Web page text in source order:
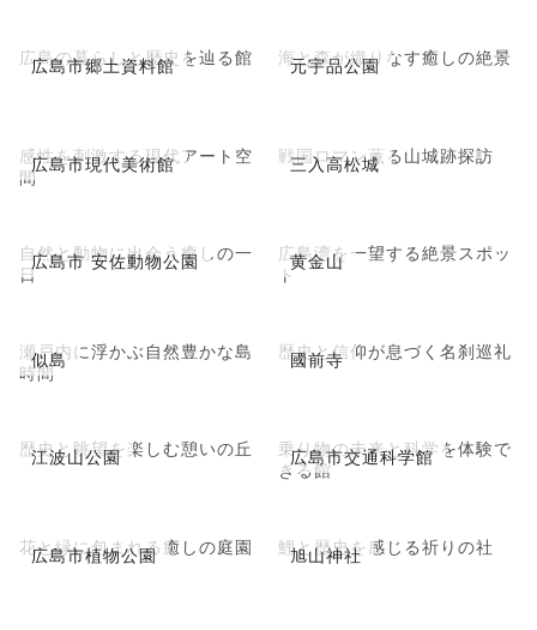
広島市郷土資料館
広島の暮らしと歴史を辿る館 元宇品公園
海と森が織りなす癒しの絶景
広島市現代美術館
感性を刺激する現代アート空
間
三入高松城
戦国ロマン薫る山城跡探訪
広島市 安佐動物公園
自然と動物に出会う癒しの一
日
黄金山
広島湾を一望する絶景スポッ
ト
似島
瀬戸内に浮かぶ自然豊かな島
時間
國前寺
歴史と信仰が息づく名刹巡礼
江波山公園
歴史と眺望を楽しむ憩いの丘 広島市交通科学館
乗り物の未来と科学を体験で
きる館
広島市植物公園
花と緑に包まれる癒しの庭園 旭山神社
鯉と歴史を感じる祈りの社